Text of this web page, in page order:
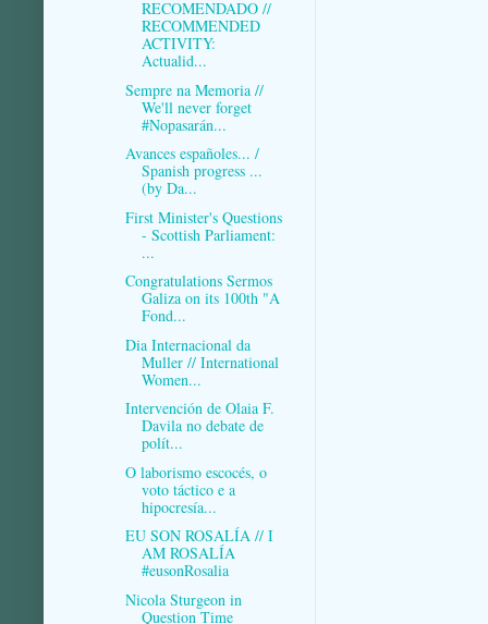
RECOMENDADO //
RECOMMENDED
ACTIVITY:
Actualid...
Sempre na Memoria //
We'll never forget
#Nopasarán...
Avances españoles... /
Spanish progress ...
(by Da...
First Minister's Questions
- Scottish Parliament:
...
Congratulations Sermos
Galiza on its 100th "A
Fond...
Dia Internacional da
Muller // International
Women...
Intervención de Olaia F.
Davila no debate de
polít...
O laborismo escocés, o
voto táctico e a
hipocresía...
EU SON ROSALÍA // I
AM ROSALÍA
#eusonRosalia
Nicola Sturgeon in
Question Time